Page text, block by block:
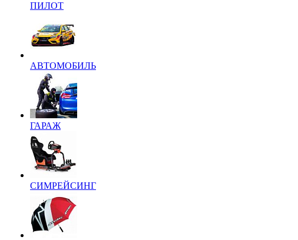
ПИЛОТ
АВТОМОБИЛЬ
ГАРАЖ
СИМРЕЙСИНГ